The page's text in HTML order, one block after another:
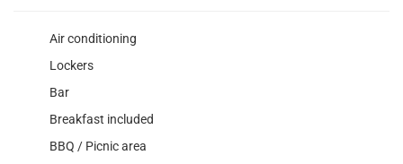
Air conditioning
Lockers
Bar
Breakfast included
BBQ / Picnic area